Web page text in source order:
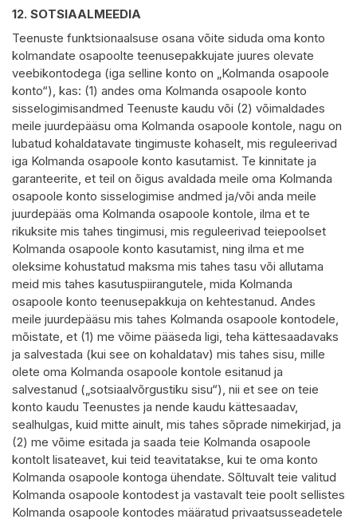
12. SOTSIAALMEEDIA
Teenuste funktsionaalsuse osana võite siduda oma konto
kolmandate osapoolte teenusepakkujate juures olevate
veebikontodega (iga selline konto on „Kolmanda osapoole
konto“), kas: (1) andes oma Kolmanda osapoole konto
sisselogimisandmed Teenuste kaudu või (2) võimaldades
meile juurdepääsu oma Kolmanda osapoole kontole, nagu on
lubatud kohaldatavate tingimuste kohaselt, mis reguleerivad
iga Kolmanda osapoole konto kasutamist. Te kinnitate ja
garanteerite, et teil on õigus avaldada meile oma Kolmanda
osapoole konto sisselogimise andmed ja/või anda meile
juurdepääs oma Kolmanda osapoole kontole, ilma et te
rikuksite mis tahes tingimusi, mis reguleerivad teiepoolset
Kolmanda osapoole konto kasutamist, ning ilma et me
oleksime kohustatud maksma mis tahes tasu või allutama
meid mis tahes kasutuspiirangutele, mida Kolmanda
osapoole konto teenusepakkuja on kehtestanud. Andes
meile juurdepääsu mis tahes Kolmanda osapoole kontodele,
mõistate, et (1) me võime pääseda ligi, teha kättesaadavaks
ja salvestada (kui see on kohaldatav) mis tahes sisu, mille
olete oma Kolmanda osapoole kontole esitanud ja
salvestanud („sotsiaalvõrgustiku sisu“), nii et see on teie
konto kaudu Teenustes ja nende kaudu kättesaadav,
sealhulgas, kuid mitte ainult, mis tahes sõprade nimekirjad, ja
(2) me võime esitada ja saada teie Kolmanda osapoole
kontolt lisateavet, kui teid teavitatakse, kui te oma konto
Kolmanda osapoole kontoga ühendate. Sõltuvalt teie valitud
Kolmanda osapoole kontodest ja vastavalt teie poolt sellistes
Kolmanda osapoole kontodes määratud privaatsusseadetele